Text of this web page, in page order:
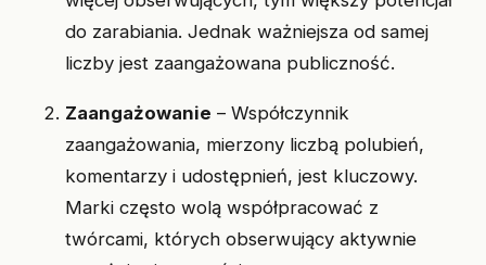
do zarabiania. Jednak ważniejsza od samej
liczby jest zaangażowana publiczność.
Zaangażowanie – Współczynnik
zaangażowania, mierzony liczbą polubień,
komentarzy i udostępnień, jest kluczowy.
Marki często wolą współpracować z
twórcami, których obserwujący aktywnie